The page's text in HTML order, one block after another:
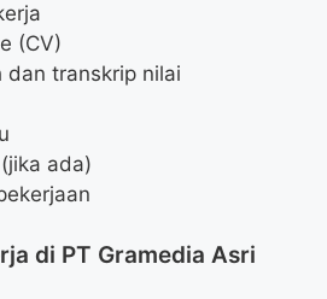
(CV)
dan transkrip nilai
ada)
di PT Gramedia Asri